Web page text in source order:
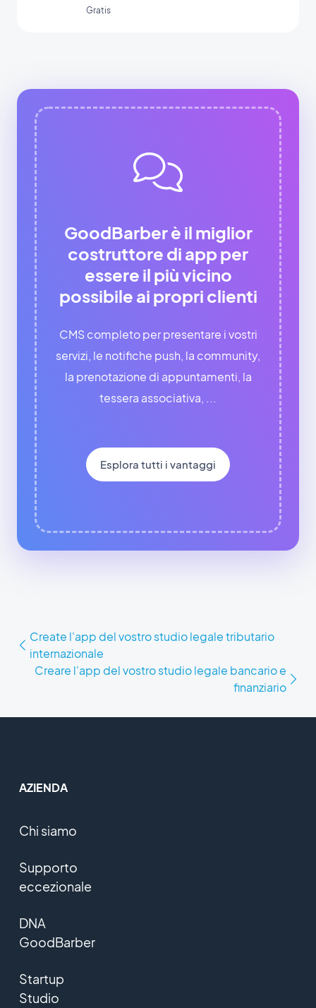
Gratis
GoodBarber è il miglior
costruttore di app per
essere il più vicino
possibile ai propri clienti
CMS completo per presentare i vostri
servizi, le notifiche push, la community,
la prenotazione di appuntamenti, la
tessera associativa, ...
Esplora tutti i vantaggi
Create l'app del vostro studio legale tributario
internazionale
Creare l'app del vostro studio legale bancario e
finanziario
AZIENDA
Chi siamo
Supporto
eccezionale
DNA
GoodBarber
Startup
Studio